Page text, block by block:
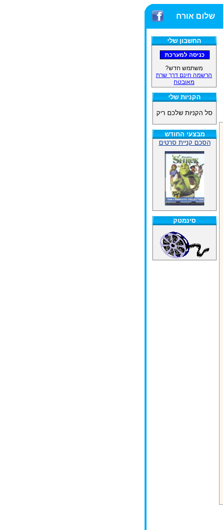
שלום אורח
החשבון שלי
משתמש חדש?
הרשמה חינם דרך שרת
מאובטח
הקניות שלי
סל הקניות שלכם ריק
מבצעי החודש
הסכם קניית סרטים
סינמטק